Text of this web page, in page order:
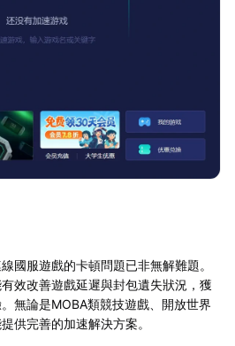
國服遊戲的卡頓問題已非無解難題。
效改善遊戲延遲與封包遺失狀況，獲
無論是MOBA類競技遊戲、開放世界
供完善的加速解決方案。